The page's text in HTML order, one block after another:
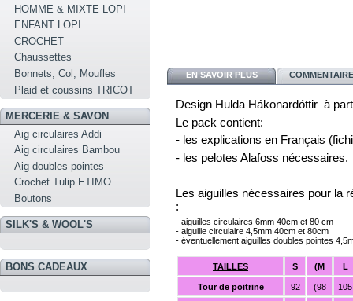
HOMME & MIXTE LOPI
ENFANT LOPI
CROCHET
Chaussettes
Bonnets, Col, Moufles
Plaid et coussins TRICOT
MERCERIE & SAVON
Aig circulaires Addi
Aig circulaires Bambou
Aig doubles pointes
Crochet Tulip ETIMO
Boutons
SILK'S & WOOL'S
BONS CADEAUX
EN SAVOIR PLUS
Design Hulda Hákonardóttir à
Le pack contient:
- les explications en Français
- les pelotes Alafoss nécessaires.
Les aiguilles nécessaires pour la
:
- aiguilles circulaires 6mm 40cm et 80 cm
- aiguille circulaire 4,5mm 40cm et 80cm
- éventuellement aiguilles doubles pointes
TAILLES S (M L
Tour de poitrine 92 (98 105